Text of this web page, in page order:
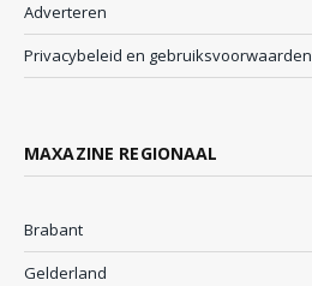
Adverteren
Privacybeleid en gebruiksvoorwaarden
MAXAZINE REGIONAAL
Brabant
Gelderland